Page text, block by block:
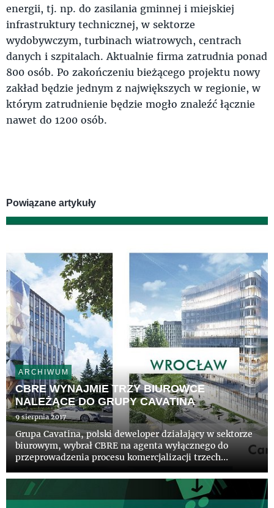
energii, tj. np. do zasilania gminnej i miejskiej
infrastruktury technicznej, w sektorze
wydobywczym, turbinach wiatrowych, centrach
danych i szpitalach. Aktualnie firma zatrudnia ponad
800 osób. Po zakończeniu bieżącego projektu nowy
zakład będzie jednym z największych w regionie, w
którym zatrudnienie będzie mogło znaleźć łącznie
nawet do 1200 osób.
Powiązane artykuły
ARCHIWUM
CBRE WYNAJMIE TRZY BIUROWCE
NALEŻĄCE DO GRUPY CAVATINA
9 sierpnia 2017
Grupa Cavatina, polski deweloper działający w sektorze
biurowym, wybrał CBRE na agenta wyłącznego do
przeprowadzenia procesu komercjalizacji trzech
mkw) w Krakowie, Carbon Tower (ponad 19 tys. mkw) i
Diamentum Office (...